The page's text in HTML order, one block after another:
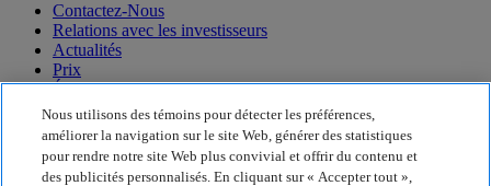
Contactez-Nous
Relations avec les investisseurs
Actualités
Prix
Événements
Durabilité
Durabilité
Nous utilisons des témoins pour détecter les préférences,
améliorer la navigation sur le site Web, générer des statistiques
pour rendre notre site Web plus convivial et offrir du contenu et
des publicités personnalisés. En cliquant sur « Accepter tout »,